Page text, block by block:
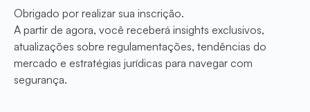
Obrigado por realizar sua inscrição.
A partir de agora, você receberá insights exclusivos,
atualizações sobre regulamentações, tendências do
mercado e estratégias jurídicas para navegar com
segurança.